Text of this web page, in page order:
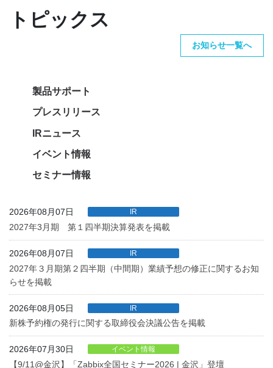
トピックス
お知らせ一覧へ
製品サポート
プレスリリース
IRニュース
イベント情報
セミナー情報
2026年08月07日 IR
2027年3月期 第１四半期決算発表を掲載
2026年08月07日 IR
2027年３月期第２四半期（中間期）業績予想の修正に関するお知
らせを掲載
2026年08月05日 IR
新株予約権の発行に関する取締役会決議公告を掲載
2026年07月30日 イベント情報
【9/11@金沢】「Zabbix全国セミナー2026 | 金沢」登壇